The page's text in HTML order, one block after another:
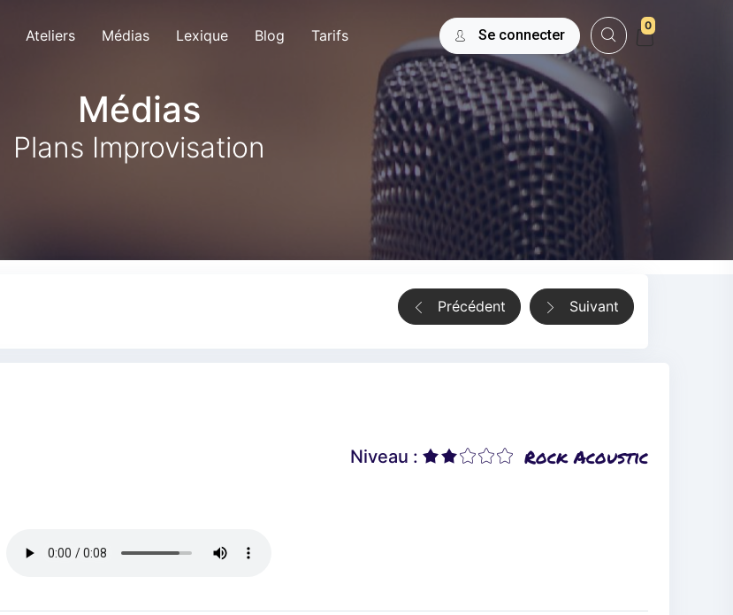
Ateliers Médias Lexique Blog Tarifs Se connecter
0
Médias
Plans Improvisation
Suivant
Précédent
Rock Acoustic
Niveau :